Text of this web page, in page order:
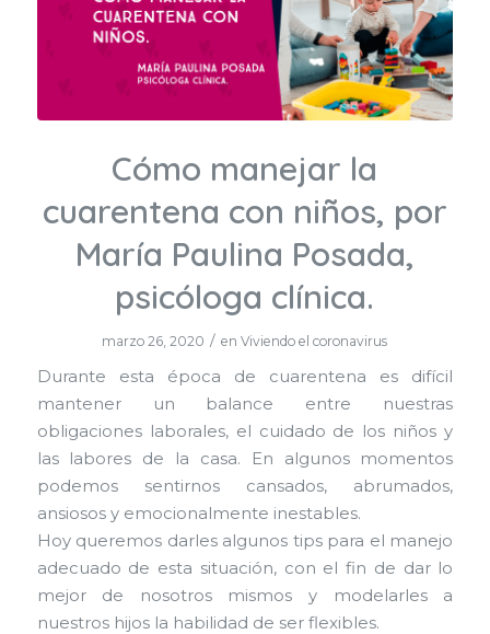
Cómo manejar la
cuarentena con niños, por
María Paulina Posada,
psicóloga clínica.
marzo 26, 2020 / enViviendo el coronavirus
Durante esta época de cuarentena es difícil
mantener un balance entre nuestras
obligaciones laborales, el cuidado de los niños y
las labores de la casa. En algunos momentos
podemos sentirnos cansados, abrumados,
ansiosos y emocionalmente inestables.
Hoy queremos darles algunos tips para el manejo
adecuado de esta situación, con el fin de dar lo
mejor de nosotros mismos y modelarles a
nuestros hijos la habilidad de ser flexibles.